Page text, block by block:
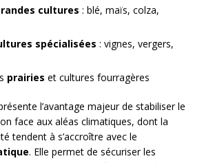
cultures : blé, maïs, colza,
spécialisées : vignes, vergers,
prairies et cultures fourragères
l’avantage majeur de stabiliser le
face aux aléas climatiques, dont la
tendent à s’accroître avec le
. Elle permet de sécuriser les